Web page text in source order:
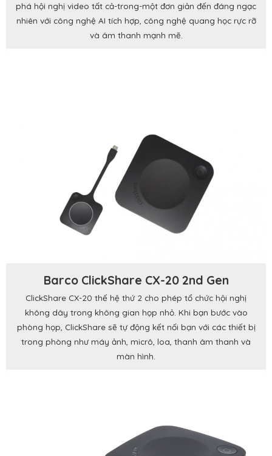
phá hội nghị video tất cả-trong-một đơn giản đến đáng ngạc
nhiên với công nghệ AI tích hợp, công nghệ quang học rực rỡ
và âm thanh mạnh mẽ.
Barco ClickShare CX-20 2nd Gen
ClickShare CX-20 thế hệ thứ 2 cho phép tổ chức hội nghị
không dây trong không gian họp nhỏ. Khi bạn bước vào
phòng họp, ClickShare sẽ tự động kết nối bạn với các thiết bị
trong phòng như máy ảnh, micrô, loa, thanh âm thanh và
màn hình.